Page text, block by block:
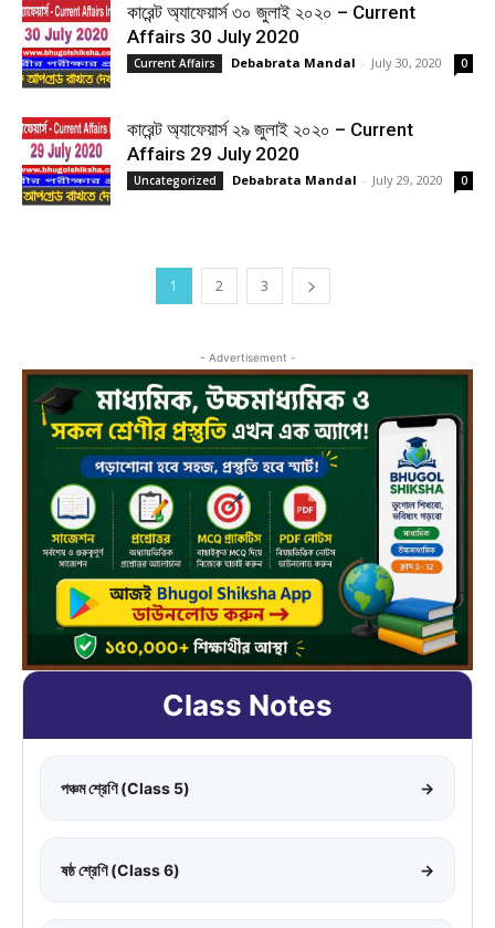
কারেন্ট অ্যাফেয়ার্স ৩০ জুলাই ২০২০ – Current
Affairs 30 July 2020
Current Affairs Debabrata Mandal - July 30, 2020 0
কারেন্ট অ্যাফেয়ার্স ২৯ জুলাই ২০২০ – Current
Affairs 29 July 2020
Uncategorized Debabrata Mandal - July 29, 2020 0
1 2 3
- Advertisement -
Class Notes
পঞ্চম শ্রেণি (Class 5) →
ষষ্ঠ শ্রেণি (Class 6) →